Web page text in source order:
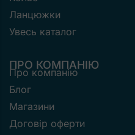
Ланцюжки
Увесь каталог
ПРО КОМПАНІЮ
Про компанію
Блог
Магазини
Договір оферти